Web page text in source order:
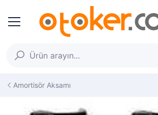
Amortisör Aksamı